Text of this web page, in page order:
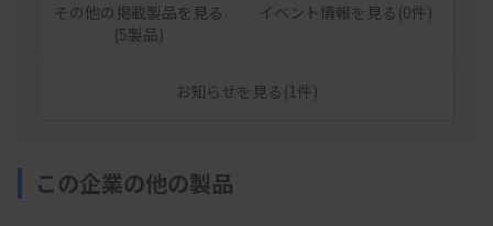
その他の掲載製品を見る
(5製品)
イベント情報を見る(0件)
お知らせを見る(1件)
この企業の他の製品